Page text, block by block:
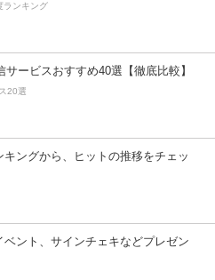
ランキング
サービスおすすめ40選【徹底比較】
20選
キングから、ヒットの推移をチェッ
ベント、サインチェキなどプレゼン